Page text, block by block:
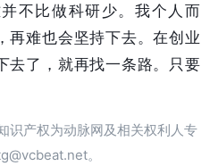
不比做科研少。我个人而
再难也会坚持下去。在创业
去了，就再找一条路。只要
识产权为动脉网及相关权利人专
。